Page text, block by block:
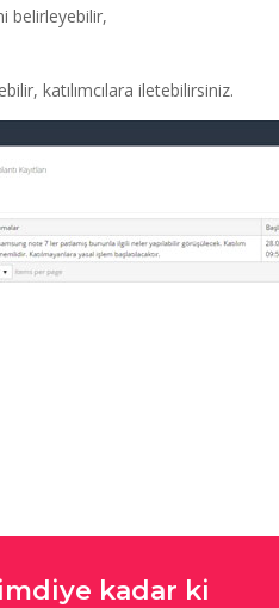
belirleyebilir,
katılımcılara iletebilirsiniz.
kadar ki